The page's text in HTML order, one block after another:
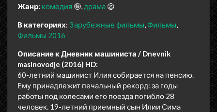
Жанр: комедия 🤪 драма 😫
В категориях: Зарубежные фильмы Фильмы
Фильмы 2016
Описание к Дневник машиниста / Dnevnik
masinovodje (2016) HD:
60-летний машинист Илия собирается на пенсию.
Ему принадлежит печальный рекорд: за годы
работы под колесами его поезда погибло 28
человек. 19-летний приемный сын Илии Сима